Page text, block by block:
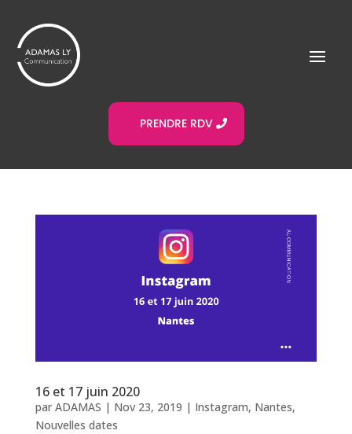
PRENDRE RDV
16 et 17 juin 2020
par ADAMAS | Nov 23, 2019 | Instagram, Nantes,
Nouvelles dates